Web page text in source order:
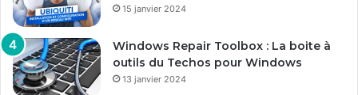
15 janvier 2024
Windows Repair Toolbox : La boite à
outils du Techos pour Windows
13 janvier 2024